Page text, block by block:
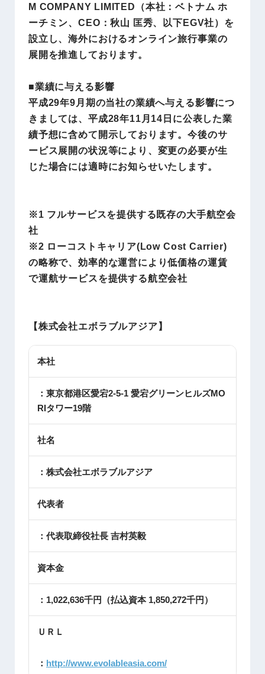
M COMPANY LIMITED（本社：ベトナム ホ
ーチミン、CEO：秋山 匡秀、以下EGV社）を
設立し、海外におけるオンライン旅行事業の
展開を推進しております。
■業績に与える影響
平成29年9月期の当社の業績へ与える影響につ
きましては、平成28年11月14日に公表した業
績予想に含めて開示しております。今後のサ
ービス展開の状況等により、変更の必要が生
じた場合には適時にお知らせいたします。
※1 フルサービスを提供する既存の大手航空会
社
※2 ローコストキャリア(Low Cost Carrier)
の略称で、効率的な運営により低価格の運賃
で運航サービスを提供する航空会社
【株式会社エボラブルアジア】
本社
：東京都港区愛宕2-5-1 愛宕グリーンヒルズMO
RIタワー19階
社名
：株式会社エボラブルアジア
代表者
：代表取締役社長 吉村英毅
資本金
：1,022,636千円（払込資本 1,850,272千円）
ＵＲＬ
： http://www.evolableasia.com/